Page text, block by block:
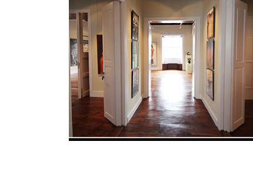
Plan Finde
ESCÉNICAS
CULTURA
GASTRONOMÍA
INFANTIL